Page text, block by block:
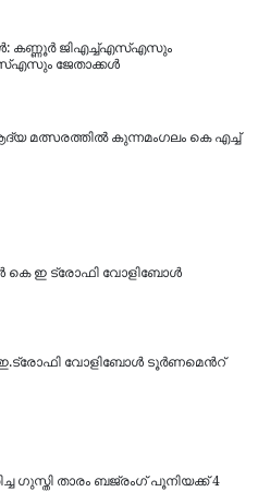
കണ്ണൂർ ജിഎച്ച്എസ്എസും
ജേതാക്കൾ
മത്സരത്തിൽ കുന്നമംഗലം കെ എച്ച്
കെ ഇ ട്രോഫി വോളിബോൾ
വോളിബോൾ ടൂർണമെന്‍റ്
ഗുസ്തി താരം ബജ്രംഗ് പൂനിയക്ക് 4